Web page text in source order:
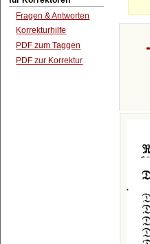
Fragen & Antworten
Korrekturhilfe
PDF zum Taggen
PDF zur Korrektur